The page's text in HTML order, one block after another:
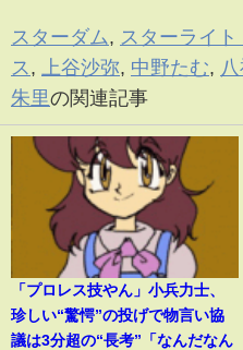
スターダム, スターライト
ス , 上谷沙弥, 中野たむ,
朱里の関連記事
「プロレス技やん」小兵力士、
珍しい“驚愕”の投げで物言い協
議は3分超の“長考”「なんだなん